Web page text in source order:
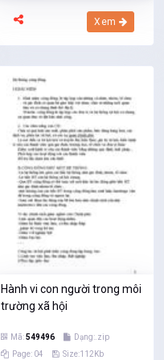
Xem
Hành vi con người trong môi
trường xã hội
Mã:549496
Dạng:.zip
Page: 04
Size:112Kb